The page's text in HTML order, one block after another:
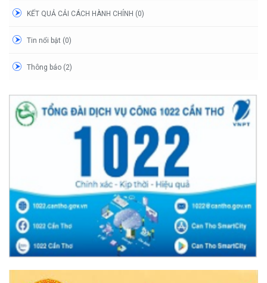
KẾT QUẢ CẢI CÁCH HÀNH CHÍNH (0)
Tin nổi bật (0)
Thông báo (2)